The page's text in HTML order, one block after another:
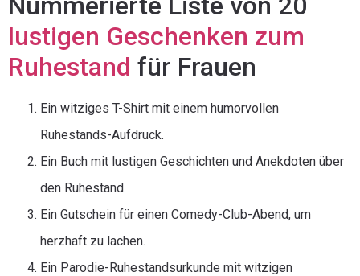
lustigen Geschenken zum
Ruhestand für Frauen
Ein witziges T-Shirt mit einem humorvollen
Ruhestands-Aufdruck.
Ein Buch mit lustigen Geschichten und Anekdoten über
den Ruhestand.
Ein Gutschein für einen Comedy-Club-Abend, um
herzhaft zu lachen.
Ein Parodie-Ruhestandsurkunde mit witzigen